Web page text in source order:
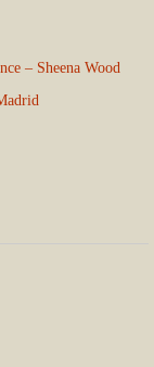
– Sheena Wood